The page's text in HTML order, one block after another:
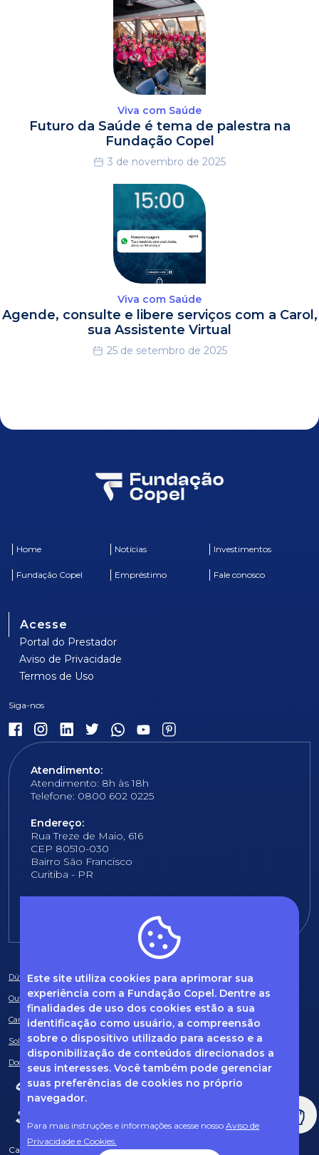
Este site utiliza cookies para aprimorar sua
experiência com a Fundação Copel. Dentre as
finalidades de uso dos cookies estão a sua
identificação como usuário, a compreensão
sobre o dispositivo utilizado para acesso e a
disponibilização de conteúdos direcionados a
seus interesses. Você também pode gerenciar
suas preferências de cookies no próprio
navegador.
Para mais instruções e informações acesse nosso Aviso de
Privacidade e Cookies.
Viva com Saúde
Futuro da Saúde é tema de palestra na
Fundação Copel
3 de novembro de 2025
Viva com Saúde
Agende, consulte e libere serviços com a Carol,
sua Assistente Virtual
25 de setembro de 2025
Home Notícias Investimentos
Fundação Copel Empréstimo Fale conosco
Acesse
Portal do Prestador
Aviso de Privacidade
Termos de Uso
Atendimento:
Atendimento: 8h às 18h
Telefone: 0800 602 0225
Endereço:
Rua Treze de Maio, 616
CEP 80510-030
Bairro São Francisco
Curitiba - PR
Dúvidas frequentes
Ouvidoria
Canal de Denúncias
Solicitação de informações
Documentos obrigatórios
Caso tenha dúvidas sobre Privacidade de Dados e LGPD, entre em